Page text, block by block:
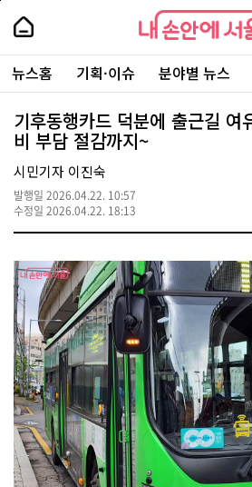
본
로
가
내
손
안
에
서
울
-
서
울
시
대
표
소
통
포
내
손
에
울
주
요
서
뉴스홈 기획·이슈 분야별 뉴스
기후동행카드 덕분에 출근길 여
비 부담 절감까지~
시민기자 이진숙
발행일 2026.04.22. 10:57
수정일 2026.04.22. 18:13
페
상
단
로